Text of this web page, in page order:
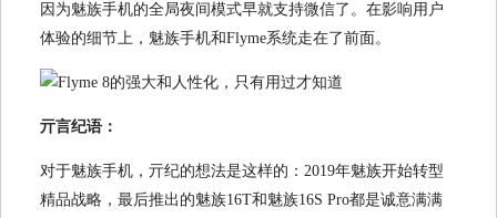
因为魅族手机的全局夜间模式早就支持微信了。在影响用户
体验的细节上，魅族手机和Flyme系统走在了前面。
亓言纪语：
对于魅族手机，亓纪的想法是这样的：2019年魅族开始转型
精品战略，最后推出的魅族16T和魅族16S Pro都是诚意满满